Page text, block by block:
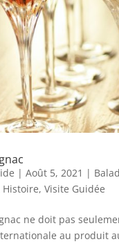
| Août 5, 2021 |
Histoire, Visite Guidée
ne doit pas
au produit